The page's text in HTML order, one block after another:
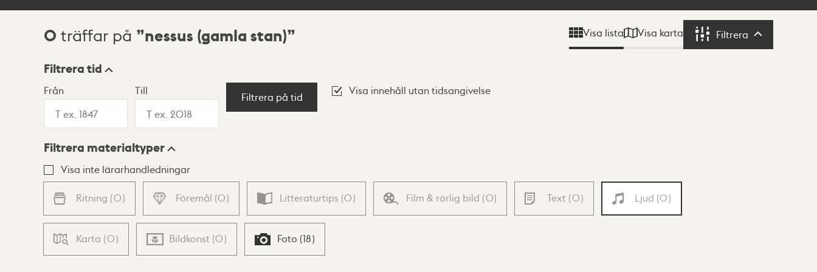
Sökresultat
0 träffar på nessus (gamla stan) Visa lista Visa karta Filtrera Filtrera
Visningsläge
Lista Karta
Filtrera tid
Från Till
Filtrera på tid
Visa innehåll utan tidsangivelse
Filtrera materialtyper
Visa inte lärarhandledningar
Ritning (0) Föremål (0) Litteraturtips (0) Film & rörlig bild (0) Text (0) Ljud (0)
Karta (0) Bildkonst (0) Foto (18)